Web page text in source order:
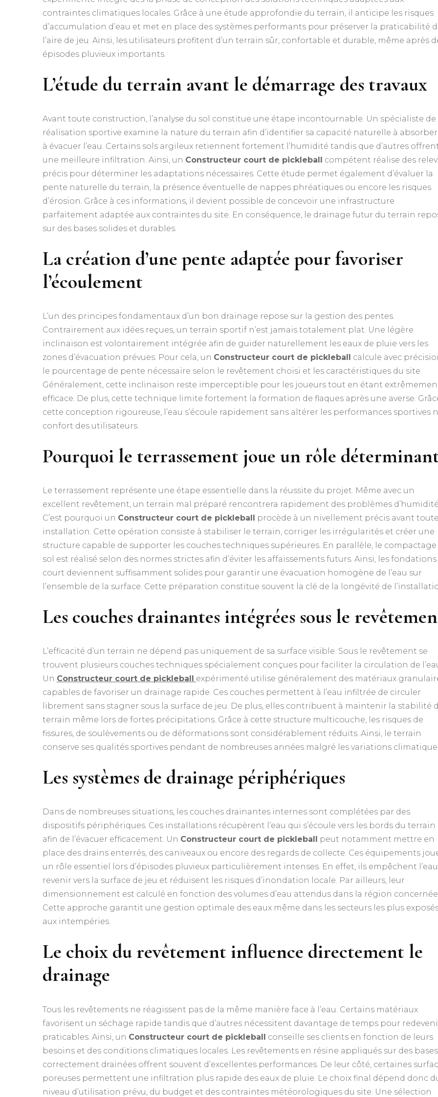
contraintes climatiques locales. Grâce à une étude approfondie du terrain, il anticipe les risques
d’accumulation d’eau et met en place des systèmes performants pour préserver la praticabilité
l’aire de jeu. Ainsi, les utilisateurs profitent d’un terrain sûr, confortable et durable, même après
épisodes pluvieux importants.
L’étude du terrain avant le démarrage des travaux
Avant toute construction, l’analyse du sol constitue une étape incontournable. Un spécialiste de
réalisation sportive examine la nature du terrain afin d’identifier sa capacité naturelle à
à évacuer l’eau. Certains sols argileux retiennent fortement l’humidité tandis que d’autres
une meilleure infiltration. Ainsi, un Constructeur court de pickleball compétent réalise des
précis pour déterminer les adaptations nécessaires. Cette étude permet également d’évaluer la
pente naturelle du terrain, la présence éventuelle de nappes phréatiques ou encore les risques
d’érosion. Grâce à ces informations, il devient possible de concevoir une infrastructure
parfaitement adaptée aux contraintes du site. En conséquence, le drainage futur du terrain
sur des bases solides et durables.
La création d’une pente adaptée pour favoriser
l’écoulement
L’un des principes fondamentaux d’un bon drainage repose sur la gestion des pentes.
Contrairement aux idées reçues, un terrain sportif n’est jamais totalement plat. Une légère
inclinaison est volontairement intégrée afin de guider naturellement les eaux de pluie vers les
zones d’évacuation prévues. Pour cela, un Constructeur court de pickleball calcule avec
le pourcentage de pente nécessaire selon le revêtement choisi et les caractéristiques du site.
Généralement, cette inclinaison reste imperceptible pour les joueurs tout en étant
efficace. De plus, cette technique limite fortement la formation de flaques après une averse.
cette conception rigoureuse, l’eau s’écoule rapidement sans altérer les performances sportives
confort des utilisateurs.
Pourquoi le terrassement joue un rôle
Le terrassement représente une étape essentielle dans la réussite du projet. Même avec un
excellent revêtement, un terrain mal préparé rencontrera rapidement des problèmes
C’est pourquoi un Constructeur court de pickleball procède à un nivellement précis avant toute
installation. Cette opération consiste à stabiliser le terrain, corriger les irrégularités et créer une
structure capable de supporter les couches techniques supérieures. En parallèle, le compactage
sol est réalisé selon des normes strictes afin d’éviter les affaissements futurs. Ainsi, les fondations
court deviennent suffisamment solides pour garantir une évacuation homogène de l’eau sur
l’ensemble de la surface. Cette préparation constitue souvent la clé de la longévité de
Les couches drainantes intégrées sous le
L’efficacité d’un terrain ne dépend pas uniquement de sa surface visible. Sous le revêtement se
trouvent plusieurs couches techniques spécialement conçues pour faciliter la circulation de
Un Constructeur court de pickleball
expérimenté utilise généralement des matériaux
capables de favoriser un drainage rapide. Ces couches permettent à l’eau infiltrée de circuler
librement sans stagner sous la surface de jeu. De plus, elles contribuent à maintenir la stabilité
terrain même lors de fortes précipitations. Grâce à cette structure multicouche, les risques de
fissures, de soulèvements ou de déformations sont considérablement réduits. Ainsi, le terrain
conserve ses qualités sportives pendant de nombreuses années malgré les variations
Les systèmes de drainage périphériques
Dans de nombreuses situations, les couches drainantes internes sont complétées par des
dispositifs périphériques. Ces installations récupèrent l’eau qui s’écoule vers les bords du terrain
afin de l’évacuer efficacement. Un Constructeur court de pickleball
peut notamment mettre en
place des drains enterrés, des caniveaux ou encore des regards de collecte. Ces équipements
un rôle essentiel lors d’épisodes pluvieux particulièrement intenses. En effet, ils empêchent
revenir vers la surface de jeu et réduisent les risques d’inondation locale. Par ailleurs, leur
dimensionnement est calculé en fonction des volumes d’eau attendus dans la région
Cette approche garantit une gestion optimale des eaux même dans les secteurs les plus
aux intempéries.
Le choix du revêtement influence directement le
drainage
Tous les revêtements ne réagissent pas de la même manière face à l’eau. Certains matériaux
favorisent un séchage rapide tandis que d’autres nécessitent davantage de temps pour
praticables. Ainsi, un Constructeur court de pickleball conseille ses clients en fonction de leurs
besoins et des conditions climatiques locales. Les revêtements en résine appliqués sur des bases
correctement drainées offrent souvent d’excellentes performances. De leur côté, certaines
poreuses permettent une infiltration plus rapide des eaux de pluie. Le choix final dépend donc
niveau d’utilisation prévu, du budget et des contraintes météorologiques du site. Une sélection